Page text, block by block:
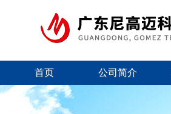
首页 公司简介